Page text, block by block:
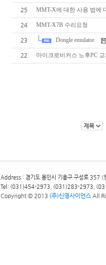
25 MMT-X에 대한 사용 법에
24 MMT-X7B 수리요청
23 Dongle emulator
22 마이크로비커스 노후PC
Address : 경기도 용인시 기흥구 구성로 357
Tel: (031)454-2973, (031)283-2973,
Copyright © 2013 (주)신영사이언스All